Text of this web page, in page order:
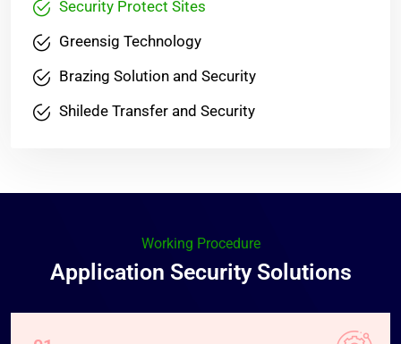
Security Protect Sites
Greensig Technology
Brazing Solution and Security
Shilede Transfer and Security
Working Procedure
Application Security Solutions